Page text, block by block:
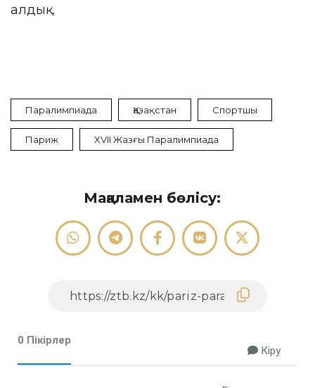
алдық.
Паралимпиада Қазақстан Спортшы
Париж XVII Жазғы Паралимпиада
Мақаламен бөлісу:
0 Пікірлер
Кіру